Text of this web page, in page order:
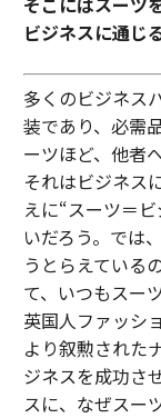
ビジネスに通じ
多くのビジネス
装であり、必需
ーツほど、他者
それはビジネス
えに“スーツ＝
いだろう。では
うとらえている
て、いつもスー
英国人ファッシ
より叙勲された
ジネスを成功さ
スに、なぜスー